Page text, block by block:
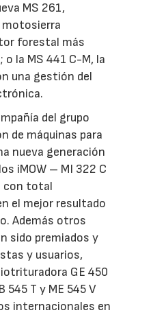
MS 261,
motosierra
forestal más
o la MS 441 C-M, la
una gestión del
del grupo
de máquinas para
nueva generación
iMOW – MI 322 C
con total
el mejor resultado
Además otros
sido premiados y
y usuarios,
GE 450
545 T y ME 545 V
internacionales en